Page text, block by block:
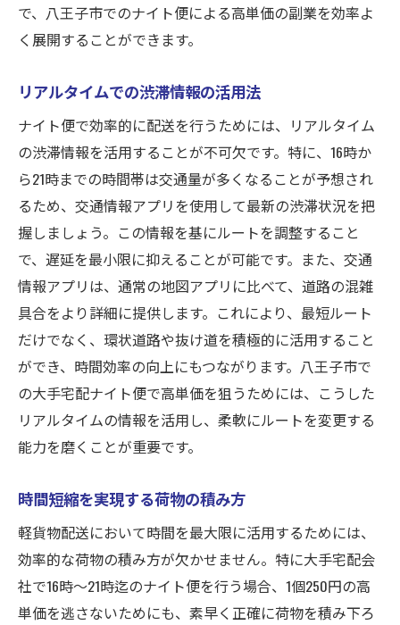
で、八王子市でのナイト便による高単価の副業を効率よ
く展開することができます。
リアルタイムでの渋滞情報の活用法
ナイト便で効率的に配送を行うためには、リアルタイム
の渋滞情報を活用することが不可欠です。特に、16時か
ら21時までの時間帯は交通量が多くなることが予想され
るため、交通情報アプリを使用して最新の渋滞状況を把
握しましょう。この情報を基にルートを調整すること
で、遅延を最小限に抑えることが可能です。また、交通
情報アプリは、通常の地図アプリに比べて、道路の混雑
具合をより詳細に提供します。これにより、最短ルート
だけでなく、環状道路や抜け道を積極的に活用すること
ができ、時間効率の向上にもつながります。八王子市で
の大手宅配ナイト便で高単価を狙うためには、こうした
リアルタイムの情報を活用し、柔軟にルートを変更する
能力を磨くことが重要です。
時間短縮を実現する荷物の積み方
軽貨物配送において時間を最大限に活用するためには、
効率的な荷物の積み方が欠かせません。特に大手宅配会
社で16時〜21時迄のナイト便を行う場合、1個250円の高
単価を逃さないためにも、素早く正確に荷物を積み下ろ